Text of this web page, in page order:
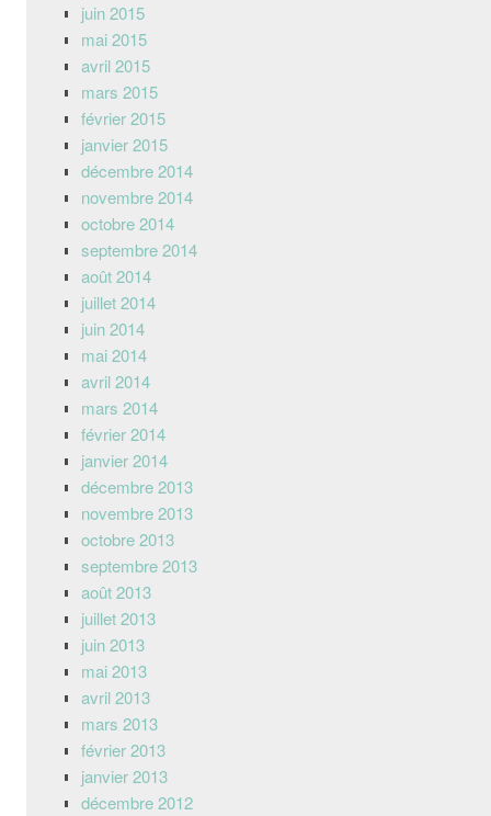
juin 2015
mai 2015
avril 2015
mars 2015
février 2015
janvier 2015
décembre 2014
novembre 2014
octobre 2014
septembre 2014
août 2014
juillet 2014
juin 2014
mai 2014
avril 2014
mars 2014
février 2014
janvier 2014
décembre 2013
novembre 2013
octobre 2013
septembre 2013
août 2013
juillet 2013
juin 2013
mai 2013
avril 2013
mars 2013
février 2013
janvier 2013
décembre 2012